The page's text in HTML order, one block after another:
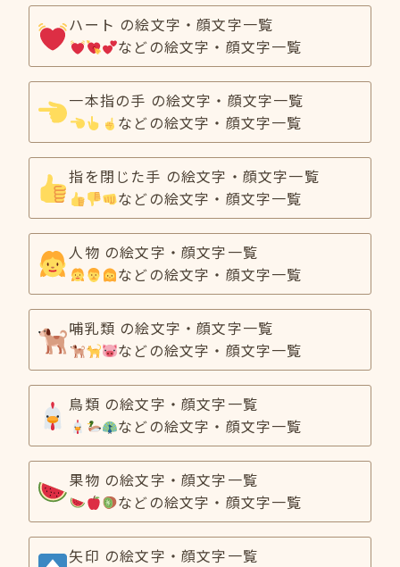
ハート の絵文字・顔文字一覧
などの絵文字・顔文字一覧
一本指の手 の絵文字・顔文字一覧
などの絵文字・顔文字一覧
指を閉じた手 の絵文字・顔文字一覧
などの絵文字・顔文字一覧
人物 の絵文字・顔文字一覧
などの絵文字・顔文字一覧
哺乳類 の絵文字・顔文字一覧
などの絵文字・顔文字一覧
鳥類 の絵文字・顔文字一覧
などの絵文字・顔文字一覧
果物 の絵文字・顔文字一覧
などの絵文字・顔文字一覧
矢印 の絵文字・顔文字一覧